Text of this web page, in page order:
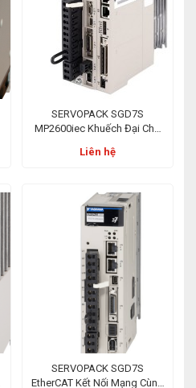
SERVOPACK SGD7S
MP2600iec Khuếch Đại Cho
Liên hệ
SERVOPACK SGD7S
EtherCAT Kết Nối Mạng Cùng